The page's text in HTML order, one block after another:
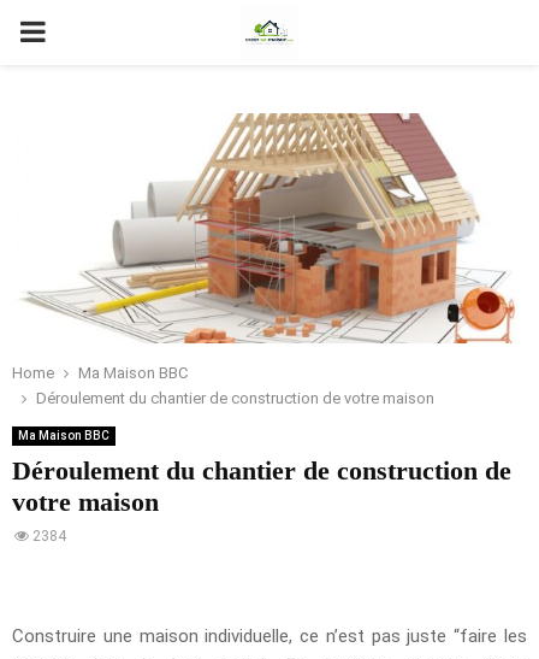
PRIMARY
Home
Ma Maison BBC
Déroulement du chantier de construction de votre maison
Ma Maison BBC
Déroulement du chantier de construction de
votre maison
2384
Construire une maison individuelle, ce n’est pas juste “faire les